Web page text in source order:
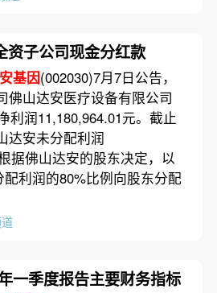
资子公司现金分红款
基因(002030)7月7日公告，
佛山达安医疗设备有限公司
利润11,180,964.01元。截止
达安未分配利润
据佛山达安的股东决定，以
利润的80%比例向股东分配
一季度报告主要财务指标